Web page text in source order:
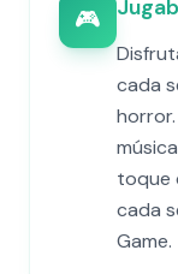
🎮
cada
toque
cada
Game.